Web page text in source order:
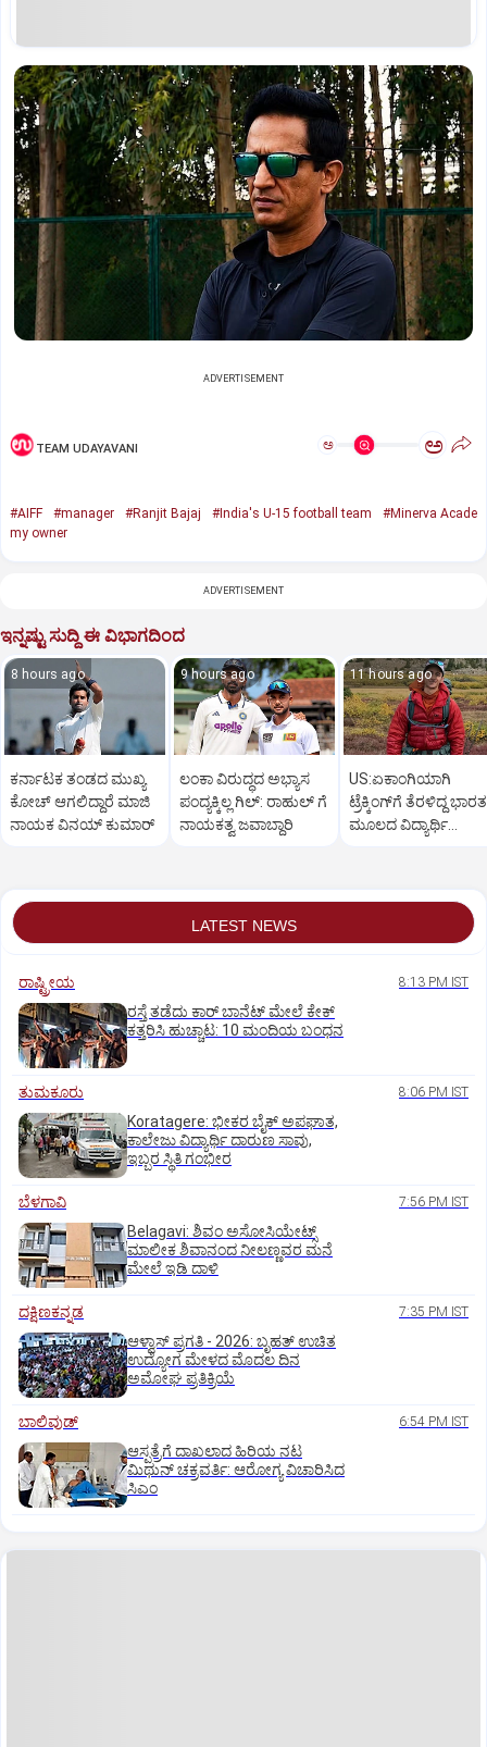
ADVERTISEMENT
TEAM UDAYAVANI ಅ ಅ
#AIFF #manager #Ranjit Bajaj #India's U-15 football team
#Minerva Acade
my owner
ADVERTISEMENT
ಇನ್ನಷ್ಟು ಸುದ್ದಿ ಈ ವಿಭಾಗದಿಂದ
8 hours ago
ಕರ್ನಾಟಕ ತಂಡದ ಮುಖ್ಯ
ಕೋಚ್‌ ಆಗಲಿದ್ದಾರೆ ಮಾಜಿ
ನಾಯಕ ವಿನಯ್‌ ಕುಮಾರ್
9 hours ago
ಲಂಕಾ ವಿರುದ್ಧದ ಅಭ್ಯಾಸ
ಪಂದ್ಯಕ್ಕಿಲ್ಲ ಗಿಲ್:‌ ರಾಹುಲ್‌ ಗೆ
ನಾಯಕತ್ವ ಜವಾಬ್ದಾರಿ
11 hours ago
US:ಏಕಾಂಗಿಯಾಗಿ
ಟ್ರೆಕ್ಕಿಂಗ್‌ಗೆ ತೆರಳಿದ್ದ ಭಾರತ
ಮೂಲದ ವಿದ್ಯಾರ್ಥಿ
LATEST NEWS
ರಾಷ್ಟ್ರೀಯ 8:13 PM IST
ರಸ್ತೆ ತಡೆದು ಕಾರ್ ಬಾನೆಟ್ ಮೇಲೆ ಕೇಕ್
ಕತ್ತರಿಸಿ ಹುಚ್ಚಾಟ: 10 ಮಂದಿಯ ಬಂಧನ
ತುಮಕೂರು 8:06 PM IST
Koratagere: ಭೀಕರ ಬೈಕ್ ಅಪಘಾತ,
ಕಾಲೇಜು ವಿದ್ಯಾರ್ಥಿ ದಾರುಣ ಸಾವು,
ಇಬ್ಬರ ಸ್ಥಿತಿ ಗಂಭೀರ
ಬೆಳಗಾವಿ 7:56 PM IST
Belagavi: ಶಿವಂ ಅಸೋಸಿಯೇಟ್ಸ್
ಮಾಲೀಕ ಶಿವಾನಂದ ನೀಲಣ್ಣವರ ಮನೆ
ಮೇಲೆ ಇಡಿ‌ ದಾಳಿ
ದಕ್ಷಿಣಕನ್ನಡ 7:35 PM IST
ಆಳ್ವಾಸ್‌ ಪ್ರಗತಿ - 2026: ಬೃಹತ್ ಉಚಿತ
ಉದ್ಯೋಗ ಮೇಳದ ಮೊದಲ ದಿನ
ಅಮೋಘ ಪ್ರತಿಕ್ರಿಯೆ
ಬಾಲಿವುಡ್‌ 6:54 PM IST
ಆಸ್ಪತ್ರೆಗೆ ದಾಖಲಾದ ಹಿರಿಯ ನಟ
ಮಿಥುನ್ ಚಕ್ರವರ್ತಿ: ಆರೋಗ್ಯ ವಿಚಾರಿಸಿದ
ಸಿಎಂ